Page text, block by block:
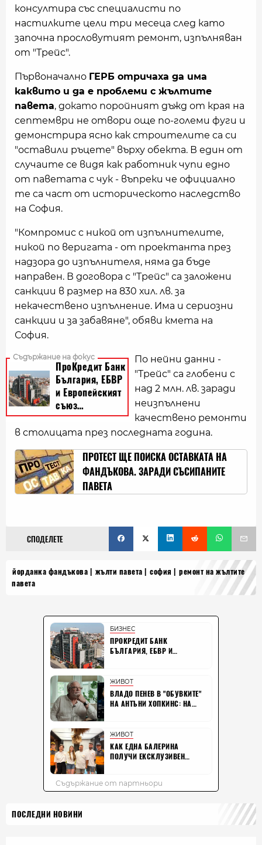
консултира със специалисти по
настилките цели три месеца след като
започна прословутият ремонт, изпълняван
от "Трейс".
Първоначално ГЕРБ отричаха да има
каквито и да е проблеми с жълтите
павета, докато поройният дъжд от края на
септември не отвори още по-големи фуги и
демонстрира ясно как строителите са си
"оставили ръцете" върху обекта. В един от
случаите се видя как работник чупи едно
от паветата с чук - въпреки че официално
те са част от историческото наследство
на София.
"Компромис с никой от изпълнителите,
никой по веригата - от проектанта през
надзора до изпълнителя, няма да бъде
направен. В договора с "Трейс" са заложени
санкции в размер на 830 хил. лв. за
некачествено изпълнение. Има и сериозни
санкции и за забавяне", обяви кмета на
София.
По нейни данни -
"Трейс" са глобени с
над 2 млн. лв. заради
неизпълнени
качествено ремонти
в столицата през последната година.
ПРОТЕСТ ЩЕ ПОИСКА ОСТАВКАТА НА
ФАНДЪКОВА. ЗАРАДИ СЪСИПАНИТЕ
ПАВЕТА
СПОДЕЛЕТЕ
йорданка фандъкова жълти павета софия
ремонт на жълтите
павета
ПОСЛЕДНИ НОВИНИ